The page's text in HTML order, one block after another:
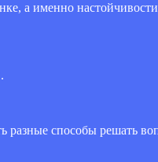
а именно настойчивости
способы решать